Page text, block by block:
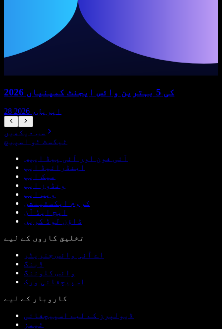
2026 کی 5 بہترین وائس ایجنٹ کمپنیاں
28 اپریل، 2026
سب دیکھیں
ٹیکسٹ ٹو اسپیچ
آئی فون اور آئی پیڈ ایپس
اینڈرائیڈ ایپ
میک ایپ
ونڈوز ایپ
ویب ایپ
کروم ایکسٹینشن
ایج ایڈ آن
ڈاؤن لوڈ کریں
تخلیق کاروں کے لیے
اے آئی وائس جنریٹر
ڈبنگ
وائس کلوننگ
اسپیچفائی ورک
کاروبار کے لیے
ڈیولپرز کے لیے اسپیچفائی
ٹیمز